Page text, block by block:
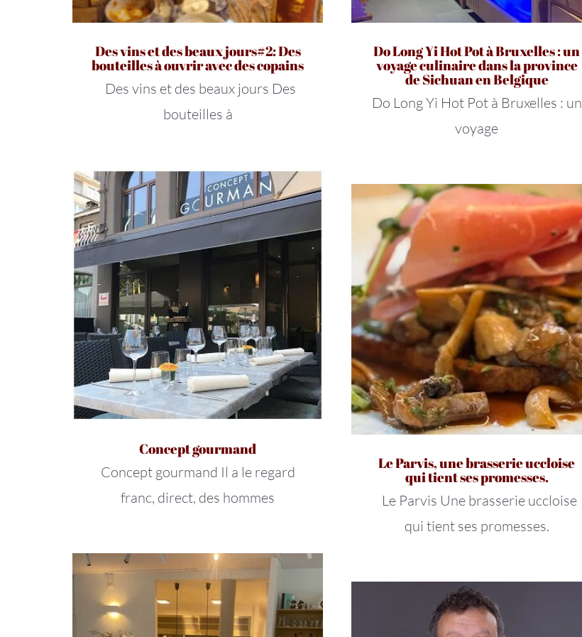
Des vins et des beaux jours#2: Des
bouteilles à ouvrir avec des copains
Des vins et des beaux jours Des
bouteilles à
Do Long Yi Hot Pot à Bruxelles : un
voyage culinaire dans la province
de Sichuan en Belgique
Do Long Yi Hot Pot à Bruxelles : un
voyage
Concept gourmand
Concept gourmand Il a le regard
franc, direct, des hommes
Le Parvis, une brasserie uccloise
qui tient ses promesses.
Le Parvis Une brasserie uccloise
qui tient ses promesses.